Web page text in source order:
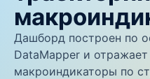
Дашборд построен по
DataMapper и
макроиндикаторы по